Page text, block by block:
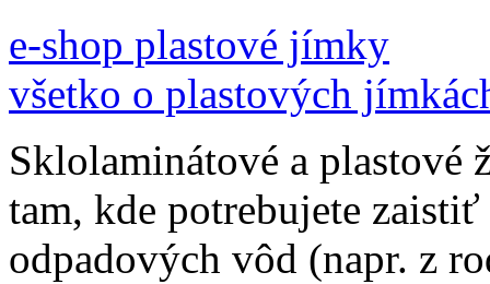
e-shop plastové jímky
všetko o plastových
Sklolaminátové a plastové
tam, kde potrebujete
odpadových vôd (napr. z